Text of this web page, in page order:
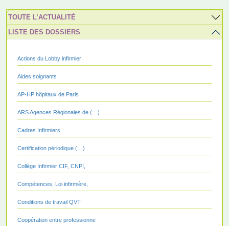
TOUTE L’ACTUALITÉ
LISTE DES DOSSIERS
Actions du Lobby infirmier
Aides soignants
AP-HP hôpitaux de Paris
ARS Agences Régionales de (…)
Cadres Infirmiers
Certification périodique (…)
Collège Infirmier CIF, CNPI,
Compétences, Loi infirmière,
Conditions de travail QVT
Coopération entre professionne